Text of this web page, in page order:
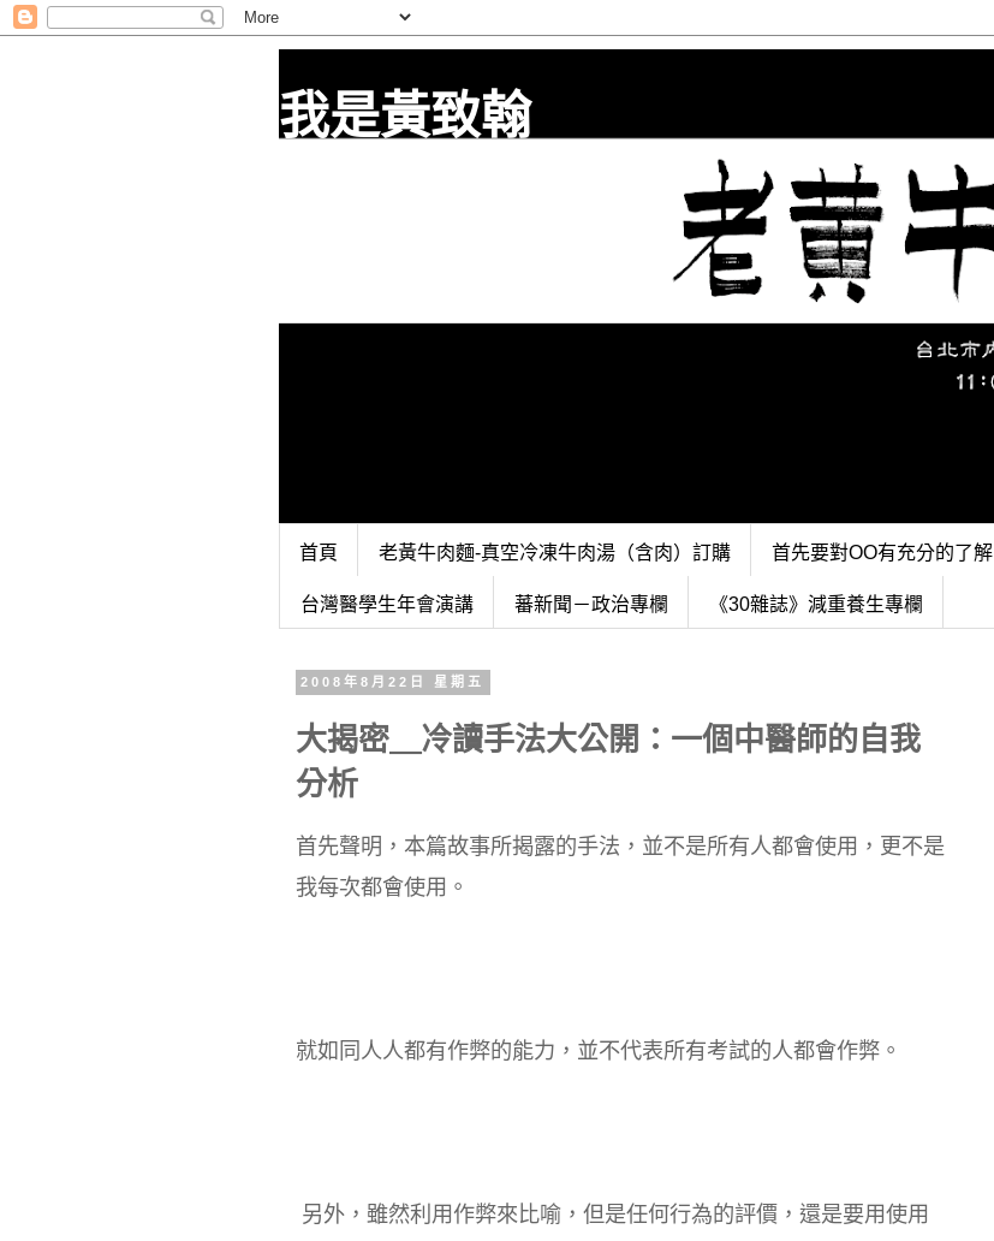
我是黃致翰
首頁 老黃牛肉麵-真空冷凍牛肉湯（含肉）訂購 首先要對OO有充分的了解
台灣醫學生年會演講 蕃新聞－政治專欄 《30雜誌》減重養生專欄
2008年8月22日 星期五
大揭密＿冷讀手法大公開：一個中醫師的自我
分析
首先聲明，本篇故事所揭露的手法，並不是所有人都會使用，更不是
我每次都會使用。
就如同人人都有作弊的能力，並不代表所有考試的人都會作弊。
另外，雖然利用作弊來比喻，但是任何行為的評價，還是要用使用